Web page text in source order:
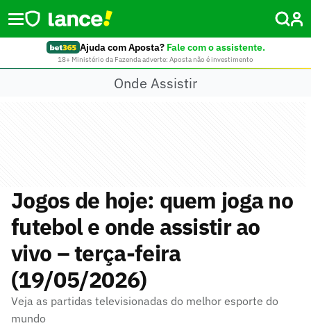
Ajuda com Aposta? Fale com o assistente.
18+ Ministério da Fazenda adverte: Aposta não é investimento
Onde Assistir
Jogos de hoje: quem joga no
futebol e onde assistir ao
vivo – terça-feira
(19/05/2026)
Veja as partidas televisionadas do melhor esporte do
mundo